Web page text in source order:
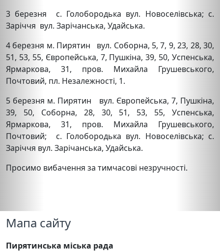
3 березня с. Голобородька вул. Новоселівська; с.
Заріччя вул. Зарічанська, Удайська.
4 березня м. Пирятин вул. Соборна, 5, 7, 9, 23, 28, 30,
51, 53, 55, Європейська, 7, Пушкіна, 39, 50, Успенська,
Ярмаркова, 31, пров. Михайла Грушевського,
Почтовий, пл. Незалежності, 1.
5 березня м. Пирятин вул. Європейська, 7, Пушкіна,
39, 50, Соборна, 28, 30, 51, 53, 55, Успенська,
Ярмаркова, 31, пров. Михайла Грушевського,
Почтовий; с. Голобородька вул. Новоселівська; с.
Заріччя вул. Зарічанська, Удайська.
Просимо вибачення за тимчасові незручності.
Мапа сайту
Пирятинська міська рада